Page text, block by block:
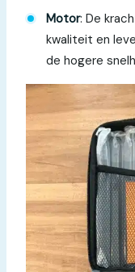
Motor: De
kwaliteit en
de hogere